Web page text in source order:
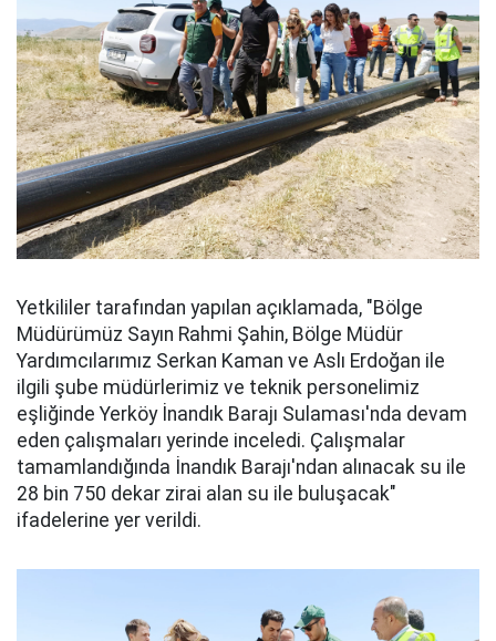
Yetkililer tarafından yapılan açıklamada, "Bölge
Müdürümüz Sayın Rahmi Şahin, Bölge Müdür
Yardımcılarımız Serkan Kaman ve Aslı Erdoğan ile
ilgili şube müdürlerimiz ve teknik personelimiz
eşliğinde Yerköy İnandık Barajı Sulaması'nda devam
eden çalışmaları yerinde inceledi. Çalışmalar
tamamlandığında İnandık Barajı'ndan alınacak su ile
28 bin 750 dekar zirai alan su ile buluşacak"
ifadelerine yer verildi.